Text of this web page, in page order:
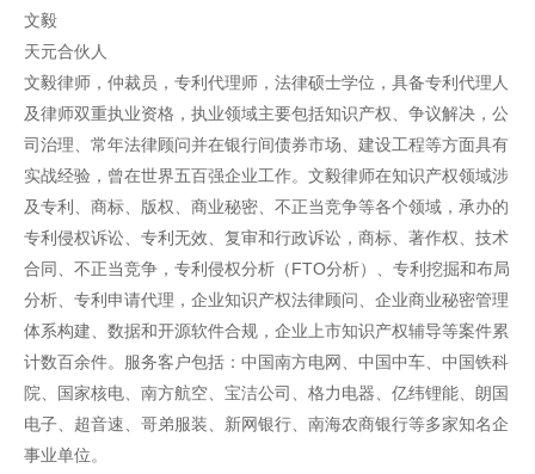
文毅
天元合伙人
文毅律师，仲裁员，专利代理师，法律硕士学位，具备专利代理人
及律师双重执业资格，执业领域主要包括知识产权、争议解决，公
司治理、常年法律顾问并在银行间债券市场、建设工程等方面具有
实战经验，曾在世界五百强企业工作。文毅律师在知识产权领域涉
及专利、商标、版权、商业秘密、不正当竞争等各个领域，承办的
专利侵权诉讼、专利无效、复审和行政诉讼，商标、著作权、技术
合同、不正当竞争，专利侵权分析（FTO分析）、专利挖掘和布局
分析、专利申请代理，企业知识产权法律顾问、企业商业秘密管理
体系构建、数据和开源软件合规，企业上市知识产权辅导等案件累
计数百余件。服务客户包括：中国南方电网、中国中车、中国铁科
院、国家核电、南方航空、宝洁公司、格力电器、亿纬锂能、朗国
电子、超音速、哥弟服装、新网银行、南海农商银行等多家知名企
事业单位。